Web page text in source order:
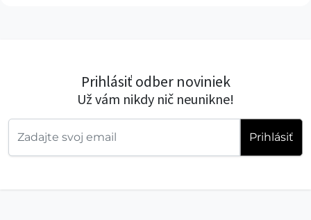
Prihlásiť odber noviniek
Už vám nikdy nič neunikne!
Prihlásiť